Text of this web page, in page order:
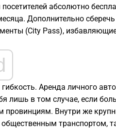
абсолютно
Дополнительно
(City Pass),
Аренда личного
лишь в том случае, если
Внутри же
транспортом,